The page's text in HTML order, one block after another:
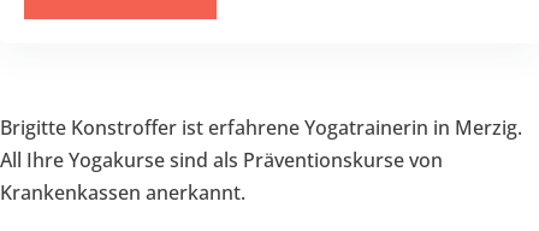
Brigitte Konstroffer ist erfahrene Yogatrainerin in Merzig.
All Ihre Yogakurse sind als Präventionskurse von
Krankenkassen anerkannt.